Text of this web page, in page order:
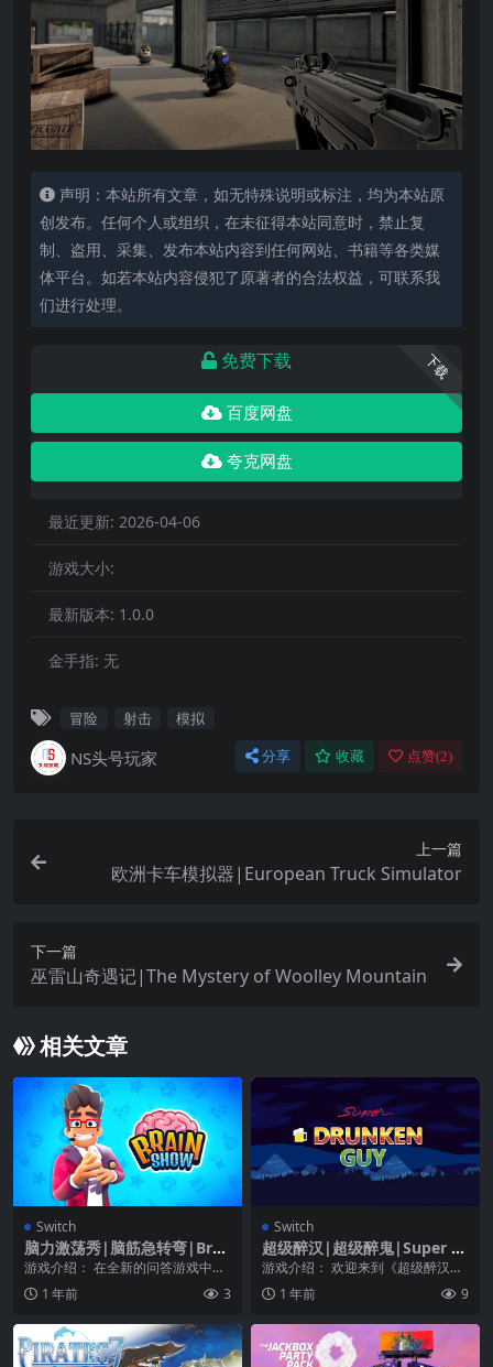
声明：本站所有文章，如无特殊说明或标注，均为本站原
创发布。任何个人或组织，在未征得本站同意时，禁止复
制、盗用、采集、发布本站内容到任何网站、书籍等各类媒
体平台。如若本站内容侵犯了原著者的合法权益，可联系我
们进行处理。
下载
免费下载
百度网盘
夸克网盘
最近更新: 2026-04-06
游戏大小:
最新版本: 1.0.0
金手指: 无
冒险 射击 模拟
NS头号玩家 分享 收藏 点赞(2)
上一篇
欧洲卡车模拟器|European Truck Simulator
下一篇
巫雷山奇遇记|The Mystery of Woolley Mountain
相关文章
Switch
脑力激荡秀|脑筋急转弯|Brai
n Show
游戏介绍： 在全新的问答游戏中与
你的朋友竞争。参加疯狂的电视节
目，这里有炸药爆炸...
1 年前 3
Switch
超级醉汉|超级醉鬼|Super Dr
unken Guy
游戏介绍： 欢迎来到《超级醉汉》
这款2D像素平台游戏。游戏的目标
是尽可能多地收集...
1 年前 9